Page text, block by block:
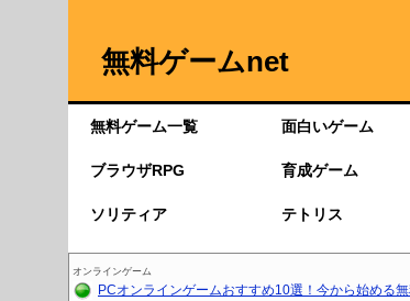
無料ゲームnet
無料ゲーム一覧 面白いゲーム
ブラウザRPG 育成ゲーム
ソリティア テトリス
オンラインゲーム
PCオンラインゲームおすすめ10選！今から始める無